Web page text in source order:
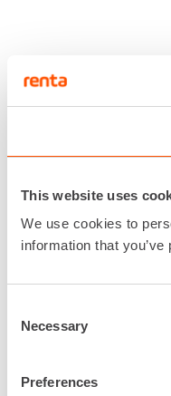
This website uses
We use cookies to
information that
Selection
Necessary
Preferences